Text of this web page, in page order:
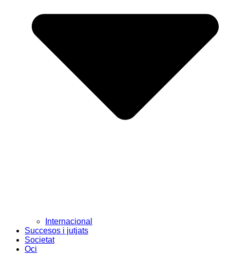
Internacional
Succesos i jutjats
Societat
Oci